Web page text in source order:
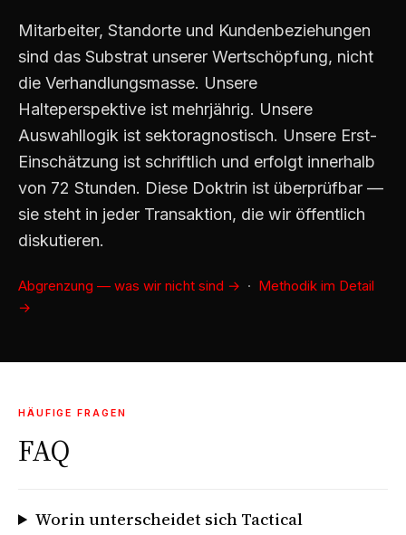
Mitarbeiter, Standorte und Kundenbeziehungen
sind das Substrat unserer Wertschöpfung, nicht
die Verhandlungsmasse. Unsere
Halteperspektive ist mehrjährig. Unsere
Auswahl­logik ist sektoragnostisch. Unsere Erst-
Einschätzung ist schriftlich und erfolgt innerhalb
von 72 Stunden. Diese Doktrin ist überprüfbar —
sie steht in jeder Transaktion, die wir öffentlich
diskutieren.
Abgrenzung — was wir nicht sind → · Methodik im Detail
→
HÄUFIGE FRAGEN
FAQ
Worin unterscheidet sich Tactical